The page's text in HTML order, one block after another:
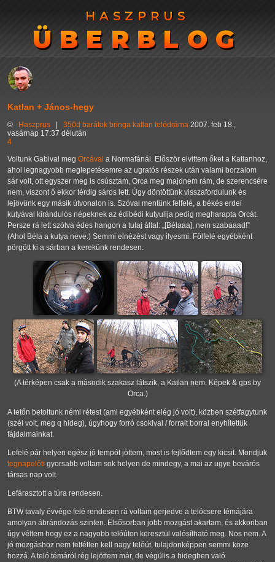
HASZPRUS
ÜBERBLOG
HASZPRUS
ÜBERBLOG
Katlan + János-hegy
© Haszprus 350d barátok bringa katlan telódráma 2007. feb 18.,
vasárnap 17:37 délután
4
Voltunk Gabival meg Orcával a Normafánál. Először elvittem őket a Katlanhoz,
ahol legnagyobb meglepetésemre az ugratós részek után valami borzalom
sár volt, ott egyszer meg is csúsztam, Orca meg majdnem rám, de szerencsére
nem, viszont ő ekkor térdig sáros lett. Úgy döntöttünk visszafordulunk és
lejövünk egy másik útvonalon is. Szóval mentünk felfelé, a békés erdei
kutyával kirándulós népeknek az édibédi kutyulija pedig megharapta Orcát.
Persze rá lett szólva édes hangon a tulaj által:
[Bélaaa], nem szabaaad!
(Ahol Béla a kutya neve.) Semmi elnézést vagy ilyesmi. Fölfelé egyébként
pörgött ki a sárban a kerekünk rendesen.
(A térképen csak a második szakasz látszik, a Katlan nem. Képek & gps by
Orca.)
A tetőn betoltunk némi rétest (ami egyébként elég jó volt), közben szétfagytunk
(szél volt, meg q hideg), úgyhogy forró csokival / forralt borral enyhítettük
fájdalmainkat.
Lefelé pár helyen egész jó tempót jöttem, most is fejlődtem egy kicsit. Mondjuk
tegnapelőttgyorsabb voltam sok helyen de mindegy, a mai az ugye bevárós
társas nap volt.
Lefárasztott a túra rendesen.
BTW tavaly évvége felé rendesen rá voltam gerjedve a telócsere témájára
amolyan ábrándozás szinten. Elsősorban jobb mozgást akartam, és akkoriban
úgy véltem hogy ez a nagyobb telóúton keresztül valósítható meg. Nos nem. A
jó mozgáshoz nem feltétlen kell nagy telóút, tulajdonképpen semmi köze
hozzá. A teló témáról rég lejöttem már, de végülis a hidegben való